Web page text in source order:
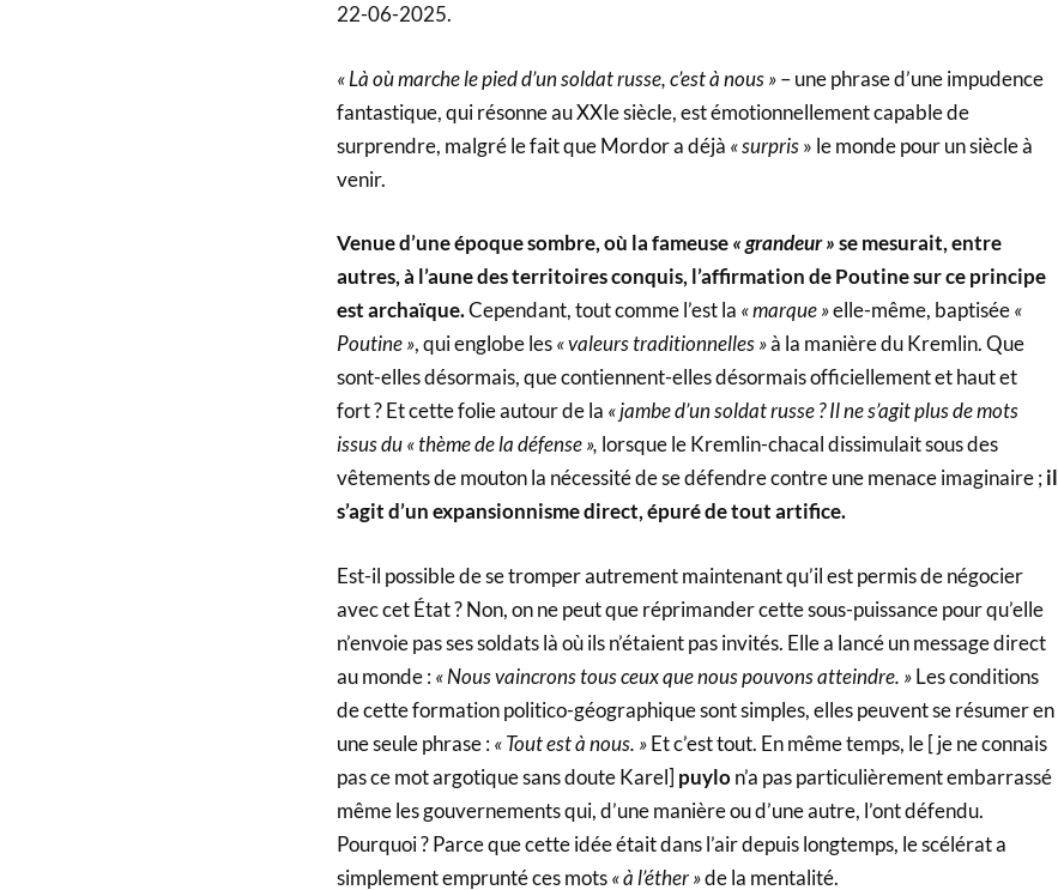
22-06-2025.
« Là où marche le pied d’un soldat russe, c’est à nous »– une phrase d’une impudence
fantastique, qui résonne au XXIe siècle, est émotionnellement capable de
surprendre, malgré le fait que Mordor a déjà « surpris» le monde pour un siècle à
venir.
Venue d’une époque sombre, où la fameuse« grandeur »se mesurait, entre
autres, à l’aune des territoires conquis, l’affirmation de Poutine sur ce principe
est archaïque.Cependant, tout comme l’est la « marque »elle-même, baptisée«
Poutine », qui englobe les« valeurs traditionnelles »à la manière du Kremlin. Que
sont-elles désormais, que contiennent-elles désormais officiellement et haut et
fort ? Et cette folie autour de la « jambe d’un soldat russe ? Il ne s’agit plus de mots
issus du « thème de la défense », lorsque le Kremlin-chacal dissimulait sous des
vêtements de mouton la nécessité de se défendre contre une menace imaginaire ;il
s’agit d’un expansionnisme direct, épuré de tout artifice.
Est-il possible de se tromper autrement maintenant qu’il est permis de négocier
avec cet État ? Non, on ne peut que réprimander cette sous-puissance pour qu’elle
n’envoie pas ses soldats là où ils n’étaient pas invités. Elle a lancé un message direct
au monde :« Nous vaincrons tous ceux que nous pouvons atteindre. »Les conditions
de cette formation politico-géographique sont simples, elles peuvent se résumer en
une seule phrase :« Tout est à nous. »Et c’est tout. En même temps, le [ je ne connais
pas ce mot argotique sans doute Karel] puylon’a pas particulièrement embarrassé
même les gouvernements qui, d’une manière ou d’une autre, l’ont défendu.
Pourquoi ? Parce que cette idée était dans l’air depuis longtemps, le scélérat a
simplement emprunté ces mots« à l’éther »de la mentalité.